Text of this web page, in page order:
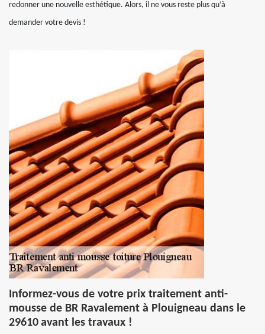
redonner une nouvelle esthétique. Alors, il ne vous reste plus qu’à
demander votre devis !
Informez-vous de votre prix traitement anti-
mousse de BR Ravalement à Plouigneau dans le
29610 avant les travaux !